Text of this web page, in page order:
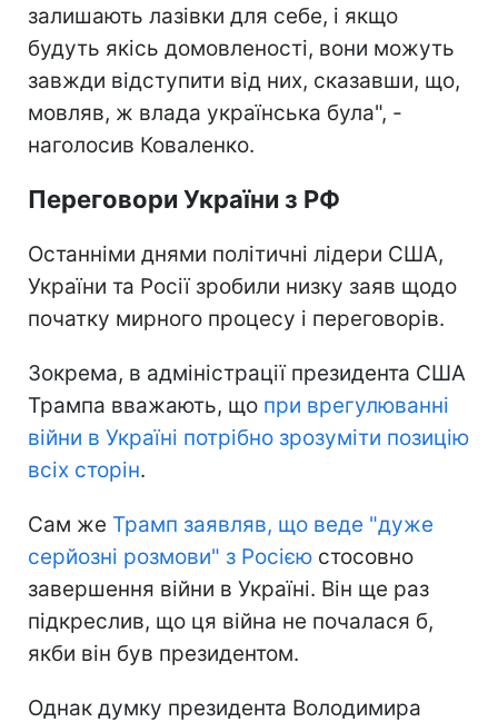
залишають лазівки для себе, і якщо
будуть якісь домовленості, вони можуть
завжди відступити від них, сказавши, що,
мовляв, ж влада українська була", -
наголосив Коваленко.
Переговори України з РФ
Останніми днями політичні лідери США,
України та Росії зробили низку заяв щодо
початку мирного процесу і переговорів.
Зокрема, в адміністрації президента США
Трампа вважають, що при врегулюванні
війни в Україні потрібно зрозуміти позицію
всіх сторін.
Сам же Трамп заявляв, що веде "дуже
серйозні розмови" з Росією стосовно
завершення війни в Україні. Він ще раз
підкреслив, що ця війна не почалася б,
якби він був президентом.
Однак думку президента Володимира